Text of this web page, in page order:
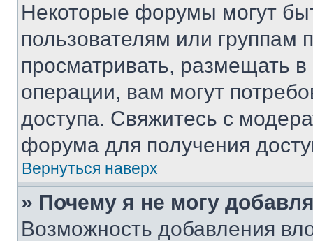
Некоторые форумы могут
пользователям или группам
просматривать, размещать
операции, вам могут
доступа. Свяжитесь с
форума для получения
Вернуться наверх
» Почему я не могу
Возможность добавления